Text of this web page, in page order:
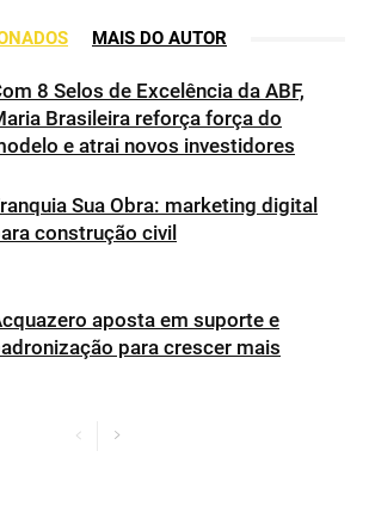
MAIS DO AUTOR
8 Selos de Excelência da ABF,
Brasileira reforça força do
e atrai novos investidores
Sua Obra: marketing digital
construção civil
aposta em suporte e
para crescer mais